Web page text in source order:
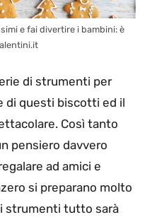
e fai divertire i bambini: è
di strumenti per
di questi biscotti ed il
Così tanto
pensiero davvero
ad amici e
si preparano molto
strumenti tutto sarà